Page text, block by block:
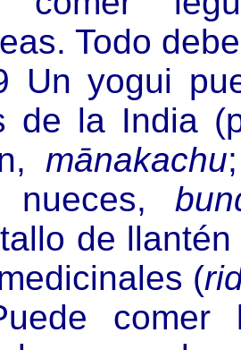
Todo
Un yogui
de la India
mānakachu
nueces,
de
(